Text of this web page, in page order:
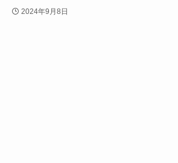
2024年9月8日